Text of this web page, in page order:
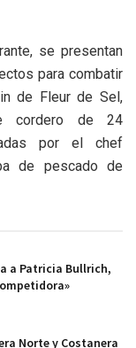
se presentan
para combatir
de Fleur de Sel,
cordero de 24
por el chef
de pescado de
a Patricia Bullrich,
Norte y Costanera